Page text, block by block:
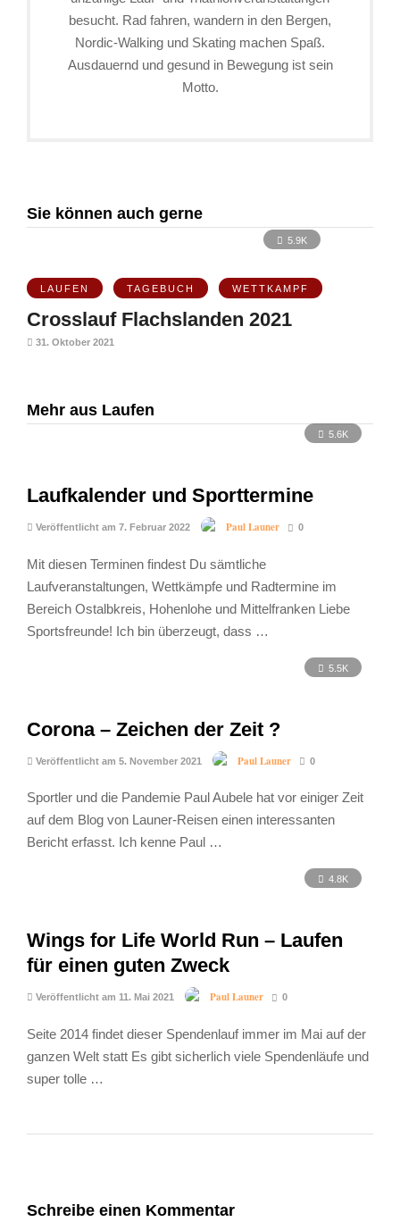
besucht. Rad fahren, wandern in den Bergen,
Nordic-Walking und Skating machen Spaß.
Ausdauernd und gesund in Bewegung ist sein
Motto.
Sie können auch gerne
5.9K
LAUFEN TAGEBUCH WETTKAMPF
Crosslauf Flachslanden 2021
31. Oktober 2021
Mehr aus Laufen
5.6K
Laufkalender und Sporttermine
Veröffentlicht am 7. Februar 2022 Paul Launer 0
Mit diesen Terminen findest Du sämtliche
Laufveranstaltungen, Wettkämpfe und Radtermine im
Bereich Ostalbkreis, Hohenlohe und Mittelfranken Liebe
Sportsfreunde! Ich bin überzeugt, dass …
5.5K
Corona – Zeichen der Zeit ?
Veröffentlicht am 5. November 2021 Paul Launer 0
Sportler und die Pandemie Paul Aubele hat vor einiger Zeit
auf dem Blog von Launer-Reisen einen interessanten
Bericht erfasst. Ich kenne Paul …
4.8K
Wings for Life World Run – Laufen
für einen guten Zweck
Veröffentlicht am 11. Mai 2021 Paul Launer 0
Seite 2014 findet dieser Spendenlauf immer im Mai auf der
ganzen Welt statt Es gibt sicherlich viele Spendenläufe und
super tolle …
Schreibe einen Kommentar